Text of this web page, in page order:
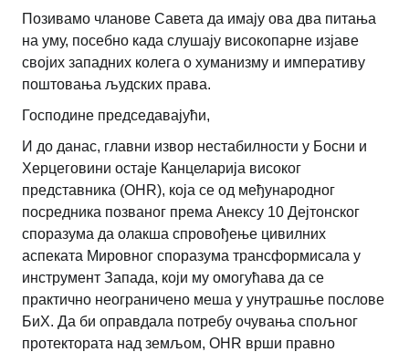
Позивамо чланове Савета да имају ова два питања
на уму, посебно када слушају високопарне изјаве
својих западних колега о хуманизму и императиву
поштовања људских права.
Господине председавајући,
И до данас, главни извор нестабилности у Босни и
Херцеговини остаје Канцеларија високог
представника (OHR), која се од међународног
посредника позваног према Анексу 10 Дејтонског
споразума да олакша спровођење цивилних
аспеката Мировног споразума трансформисала у
инструмент Запада, који му омогућава да се
практично неограничено меша у унутрашње послове
БиХ. Да би оправдала потребу очувања спољног
протектората над земљом, OHR врши правно